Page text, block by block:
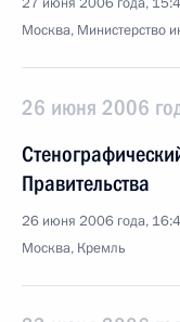
Москва, Министерство
26 июня 2006
Правительства
26 июня 2006 года,
Москва, Кремль